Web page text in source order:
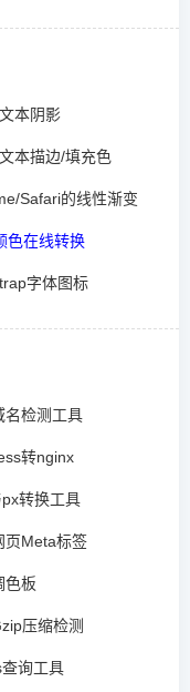
本阴影
本描边/填充色
Safari的线性渐变
色在线转换
字体图标
名检测工具
转nginx
转换工具
页Meta标签
色板
压缩检测
询工具